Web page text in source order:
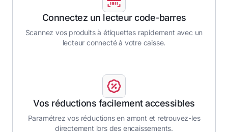
Connectez un lecteur code-barres
Scannez vos produits à étiquettes rapidement avec un
lecteur connecté à votre caisse.
Vos réductions facilement accessibles
Paramétrez vos réductions en amont et retrouvez-les
directement lors des encaissements.